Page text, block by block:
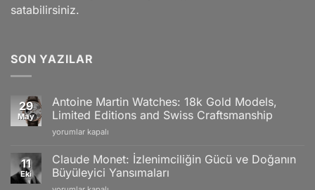
satabilirsiniz.
SON YAZILAR
29
May
Antoine Martin Watches: 18k Gold Models,
Limited Editions and Swiss Craftsmanship
Antoine
Watches:
18k
Gold
yorumlar kapalı
11
Eki
Claude Monet: İzlenimciliğin Gücü ve Doğanın
Büyüleyici Yansımaları